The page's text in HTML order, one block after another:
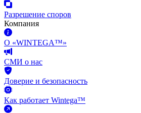
Разрешение споров
Компания
О «WINTEGA™»
СМИ о нас
Доверие и безопасность
Как работает Wintega™